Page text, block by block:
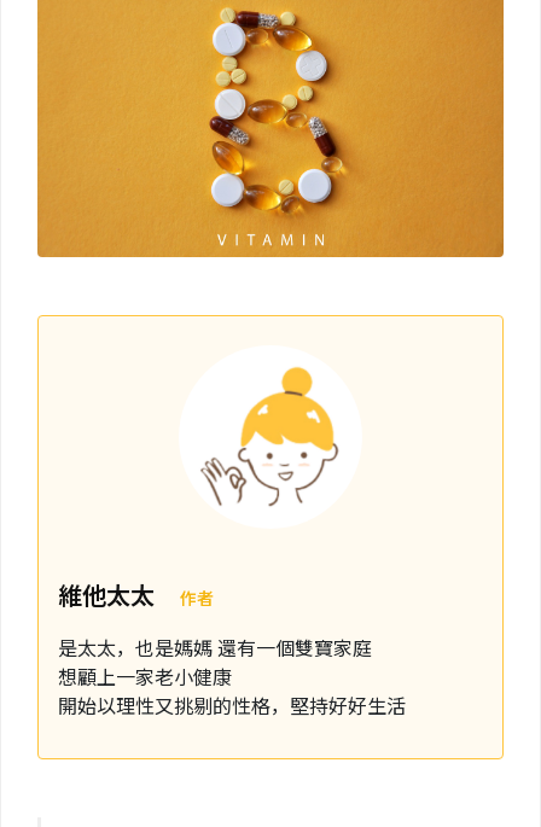
維他太太 作者
是太太，也是媽媽 還有一個雙寶家庭
想顧上一家老小健康
開始以理性又挑剔的性格，堅持好好生活